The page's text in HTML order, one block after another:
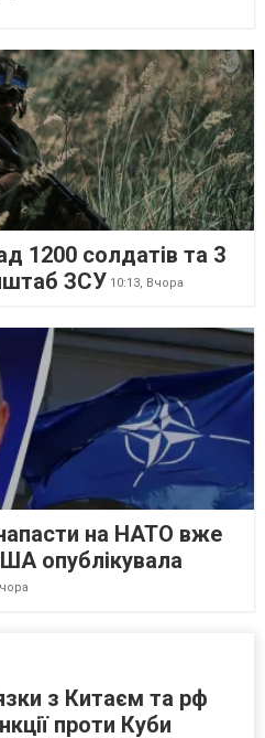
1200 солдатів та 3
ЗСУ 10:13, Вчора
на НАТО вже
опублікувала
з Китаєм та рф
проти Куби